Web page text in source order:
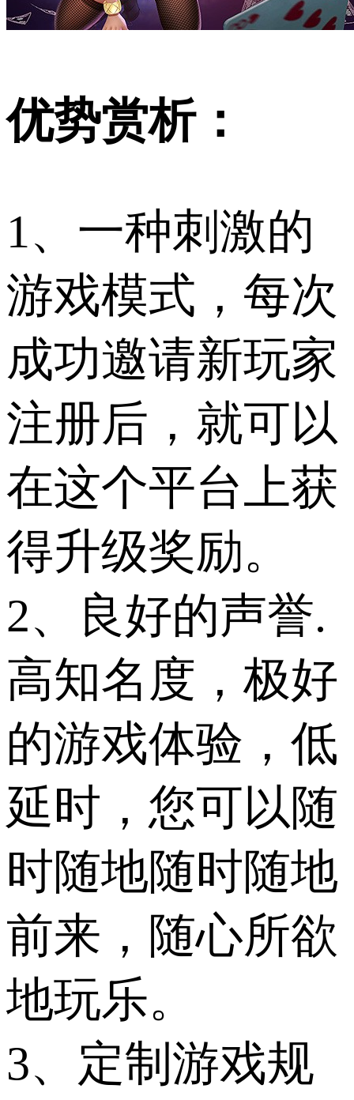
优势赏析：
1、一种刺激的
游戏模式，每次
成功邀请新玩家
注册后，就可以
在这个平台上获
得升级奖励。
2、良好的声誉.
高知名度，极好
的游戏体验，低
延时，您可以随
时随地随时随地
前来，随心所欲
地玩乐。
3、定制游戏规